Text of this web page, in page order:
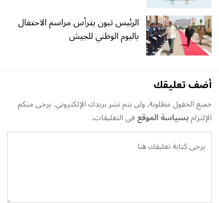
الرئيس تبون يترأس مراسم الاحتفال
باليوم الوطني للجيش
أضف تعليقك
جميع الحقول مطلوبة, ولن يتم نشر بريدك الإلكتروني. يرجى منكم
الإلتزامبسياسة الموقعفي التعليقات.